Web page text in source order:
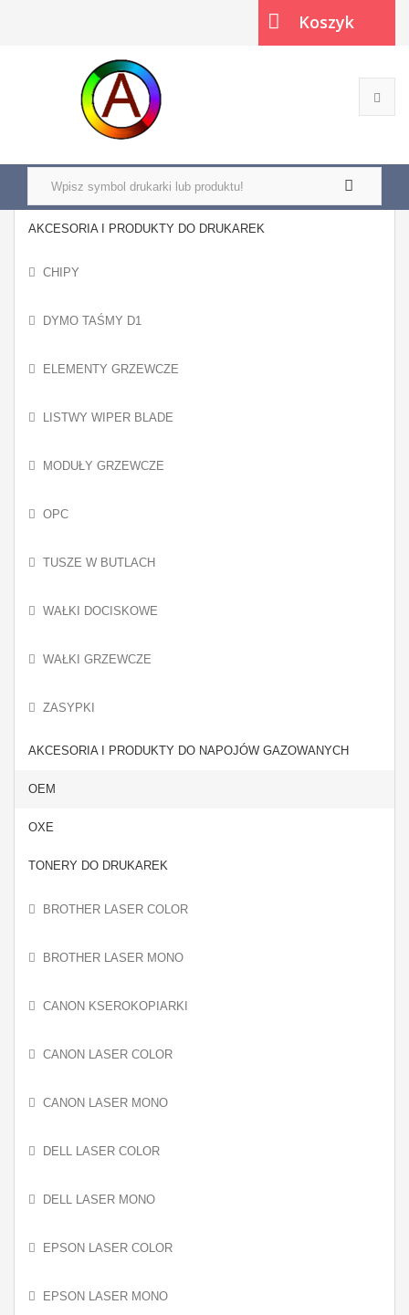
Koszyk
AKCESORIA I PRODUKTY DO DRUKAREK
CHIPY
DYMO TAŚMY D1
ELEMENTY GRZEWCZE
LISTWY WIPER BLADE
MODUŁY GRZEWCZE
OPC
TUSZE W BUTLACH
WAŁKI DOCISKOWE
WAŁKI GRZEWCZE
ZASYPKI
AKCESORIA I PRODUKTY DO NAPOJÓW GAZOWANYCH
OEM
OXE
TONERY DO DRUKAREK
BROTHER LASER COLOR
BROTHER LASER MONO
CANON KSEROKOPIARKI
CANON LASER COLOR
CANON LASER MONO
DELL LASER COLOR
DELL LASER MONO
EPSON LASER COLOR
EPSON LASER MONO